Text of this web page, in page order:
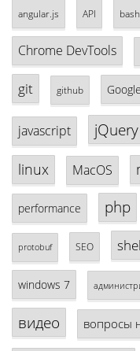
angular.js API bash
Chrome DevTools
git github Google
javascript jQuery
linux MacOS
performance php
protobuf SEO
windows 7
видео вопросы